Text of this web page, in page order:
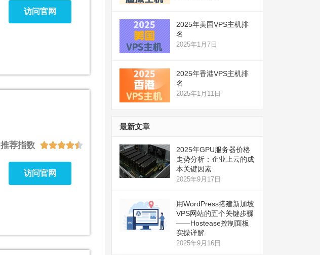
访问官网
推荐指数 
访问官网
2025年美国VPS主机排
名
2025年1月7日
2025年香港VPS主机排
名
2025年1月11日
最新文章
2025年GPU服务器价格
走势分析：企业上云的成
本关键因素
2025年9月17日
用WordPress搭建新加坡
VPS网站的五个关键步骤
——Hostease控制面板
实操详解
2025年9月16日